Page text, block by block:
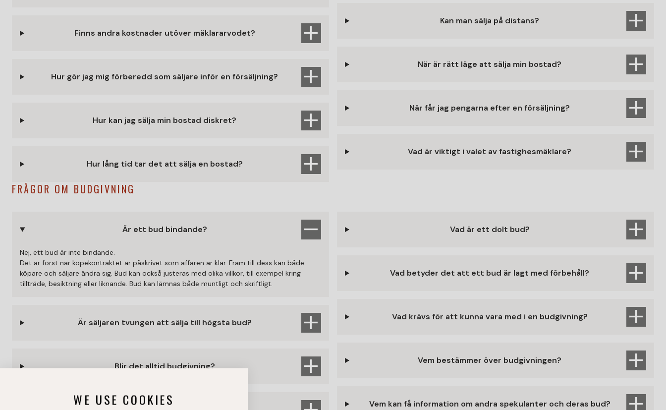
Finns andra kostnader utöver mäklararvodet?
Hur gör jag mig förberedd som säljare inför en försäljning?
Hur kan jag sälja min bostad diskret?
Hur lång tid tar det att sälja en bostad?
Kan man sälja på distans?
När är rätt läge att sälja min bostad?
När får jag pengarna efter en försäljning?
Vad är viktigt i valet av fastighesmäklare?
FRÅGOR OM BUDGIVNING
Är ett bud bindande?
Nej, ett bud är inte bindande.
Det är först när köpekontraktet är påskrivet som affären är klar. Fram till dess kan både
köpare och säljare ändra sig. Bud kan också justeras med olika villkor, till exempel kring
tillträde, besiktning eller liknande. Bud kan lämnas både muntligt och skriftligt.
Är säljaren tvungen att sälja till högsta bud?
Blir det alltid budgivning?
Vad är ett dolt bud?
Vad betyder det att ett bud är lagt med förbehåll?
Vad krävs för att kunna vara med i en budgivning?
Vem bestämmer över budgivningen?
Vem kan få information om andra spekulanter och deras bud?
WE USE COOKIES